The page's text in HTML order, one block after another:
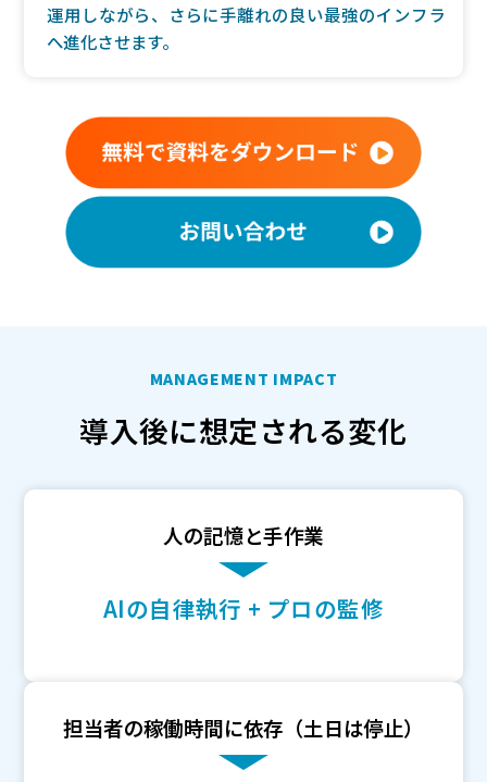
運用しながら、さらに手離れの良い最強のインフラ
へ進化させます。
MANAGEMENT IMPACT
導入後に想定される変化
人の記憶と手作業
AIの自律執行 + プロの監修
担当者の稼働時間に依存（土日は停止）